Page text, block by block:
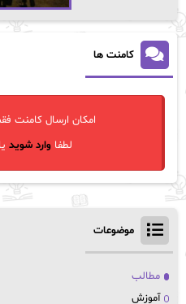
کامنت ها
امکان ارسال کامنت
لطفاوارد شوید
موضوعات
مطالب
آموزش